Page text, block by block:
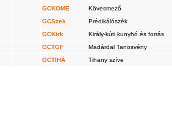
GCKOME Kövesmező
GCSzek Prédikálószék
GCKirk Király-kúti kunyhó és forrás
GCTGF Madárdal Tanösvény
GCTIHA Tihany szíve